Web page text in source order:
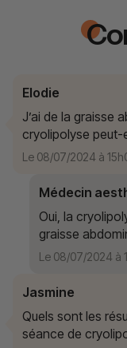
Elodie
J’ai de la graisse
cryolipolyse peut-
Le 08/07/2024 à
Médecin
Oui, la
graisse
Le 08/07/2024 à
Jasmine
Quels sont les
séance de